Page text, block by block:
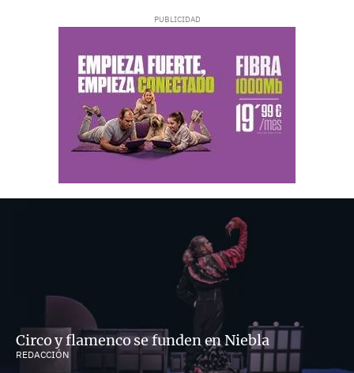
Circo y flamenco se funden en Niebla
REDACCIÓN